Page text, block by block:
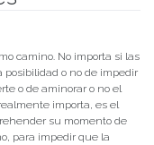
camino. No importa si las
o no de impedir
o de aminorar o no el
importa, es el
su momento de
para impedir que la